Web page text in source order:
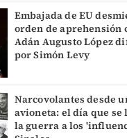
Embajada de EU
orden de aprehensión
Adán Augusto López
por Simón Levy
Narcovolantes desde
avioneta: el día que se
la guerra a los